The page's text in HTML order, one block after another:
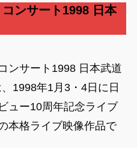
コンサート1998 日本
ンサート1998 日本武道
1998年1月3・4日に日
ュー10周年記念ライブ
本格ライブ映像作品で